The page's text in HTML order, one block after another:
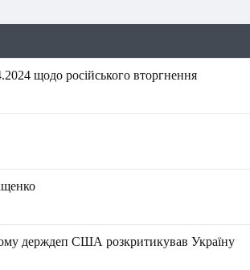
щодо російського вторгнення
держдеп США розкритикував Україну